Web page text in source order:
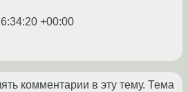
+00:00
комментарии в эту тему. Тема